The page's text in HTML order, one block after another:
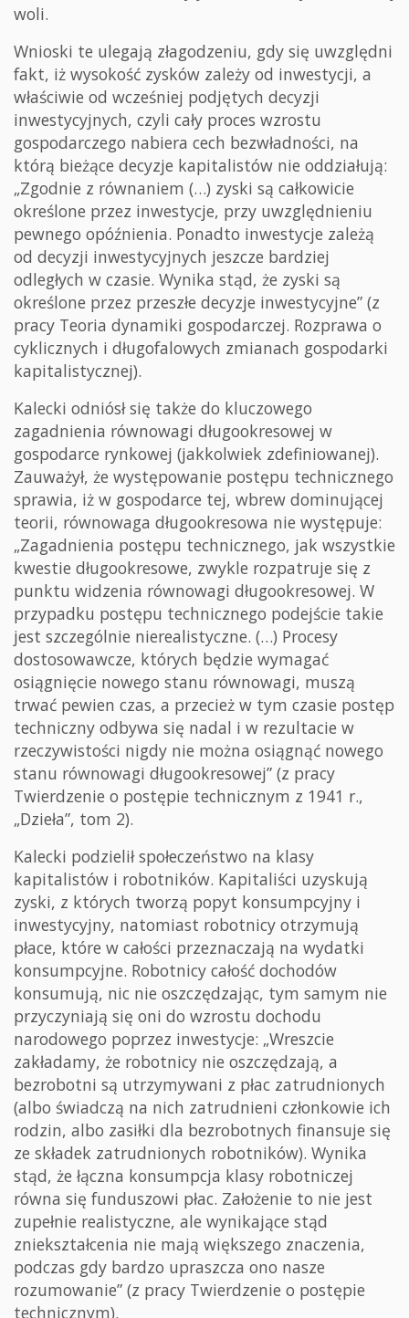
woli.
Wnioski te ulegają złagodzeniu, gdy się uwzględni
fakt, iż wysokość zysków zależy od inwestycji, a
właściwie od wcześniej podjętych decyzji
inwestycyjnych, czyli cały proces wzrostu
gospodarczego nabiera cech bezwładności, na
którą bieżące decyzje kapitalistów nie oddziałują:
„Zgodnie z równaniem (…) zyski są całkowicie
określone przez inwestycje, przy uwzględnieniu
pewnego opóźnienia. Ponadto inwestycje zależą
od decyzji inwestycyjnych jeszcze bardziej
odległych w czasie. Wynika stąd, że zyski są
określone przez przeszłe decyzje inwestycyjne” (z
pracy Teoria dynamiki gospodarczej. Rozprawa o
cyklicznych i długofalowych zmianach gospodarki
kapitalistycznej).
Kalecki odniósł się także do kluczowego
zagadnienia równowagi długookresowej w
gospodarce rynkowej (jakkolwiek zdefiniowanej).
Zauważył, że występowanie postępu technicznego
sprawia, iż w gospodarce tej, wbrew dominującej
teorii, równowaga długookresowa nie występuje:
„Zagadnienia postępu technicznego, jak wszystkie
kwestie długookresowe, zwykle rozpatruje się z
punktu widzenia równowagi długookresowej. W
przypadku postępu technicznego podejście takie
jest szczególnie nierealistyczne. (…) Procesy
dostosowawcze, których będzie wymagać
osiągnięcie nowego stanu równowagi, muszą
trwać pewien czas, a przecież w tym czasie postęp
techniczny odbywa się nadal i w rezultacie w
rzeczywistości nigdy nie można osiągnąć nowego
stanu równowagi długookresowej” (z pracy
Twierdzenie o postępie technicznym z 1941 r.,
„Dzieła”, tom 2).
Kalecki podzielił społeczeństwo na klasy
kapitalistów i robotników. Kapitaliści uzyskują
zyski, z których tworzą popyt konsumpcyjny i
inwestycyjny, natomiast robotnicy otrzymują
płace, które w całości przeznaczają na wydatki
konsumpcyjne. Robotnicy całość dochodów
konsumują, nic nie oszczędzając, tym samym nie
przyczyniają się oni do wzrostu dochodu
narodowego poprzez inwestycje: „Wreszcie
zakładamy, że robotnicy nie oszczędzają, a
bezrobotni są utrzymywani z płac zatrudnionych
(albo świadczą na nich zatrudnieni członkowie ich
rodzin, albo zasiłki dla bezrobotnych finansuje się
ze składek zatrudnionych robotników). Wynika
stąd, że łączna konsumpcja klasy robotniczej
równa się funduszowi płac. Założenie to nie jest
zupełnie realistyczne, ale wynikające stąd
zniekształcenia nie mają większego znaczenia,
podczas gdy bardzo upraszcza ono nasze
rozumowanie” (z pracy Twierdzenie o postępie
technicznym).